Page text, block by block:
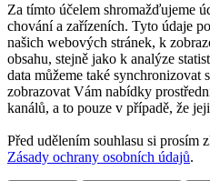
Za tímto účelem shromažďujeme
chování a zařízeních. Tyto údaje
našich webových stránek, k
obsahu, stejně jako k analýze
data můžeme také synchronizovat
zobrazovat Vám nabídky
kanálů, a to pouze v případě, že
Před udělením souhlasu si prosím
Zásady ochrany osobních údajů.